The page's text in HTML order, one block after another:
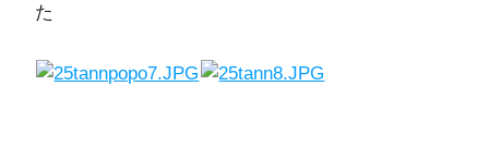
た